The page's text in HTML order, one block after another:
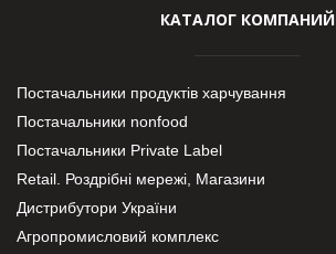
КАТАЛОГ КОМПАНИЙ
Постачальники продуктів харчування
Постачальники nonfood
Постачальники Private Label
Retail. Роздрібні мережі, Магазини
Дистрибутори України
Агропромисловий комплекс